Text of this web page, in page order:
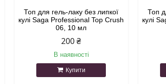
Топ для гель-лаку без липкої
кулі Saga Professional Top Crush
06, 10 мл
200 ₴
В наявності
Купити
Топ
кулі